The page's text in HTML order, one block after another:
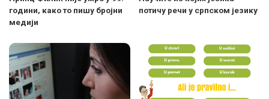
години, како то пишу бројни
медији
потичу речи у српском језику